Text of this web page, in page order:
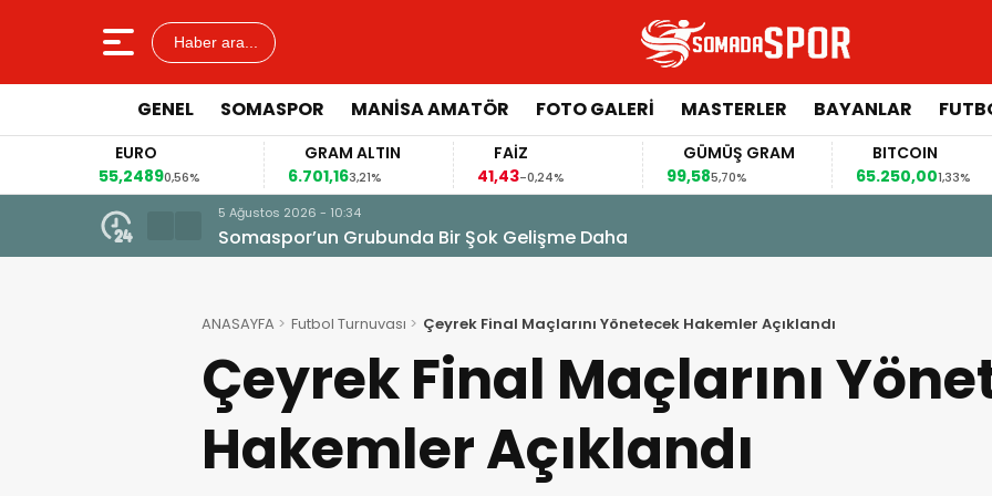
Haber ara...
GENEL SOMASPOR MANISA AMATÖR FOTO GALERI MASTERLER BAYANLAR
EURO
55,24890,56%
GRAM ALTIN
6.701,163,21%
FAİZ
41,43-0,24%
GÜMÜŞ GRAM
99,585,70%
BITCOIN
65.250,001,33%
5 Ağustos 2026 - 10:34
Somaspor’un Grubunda Bir Şok Gelişme Daha
ANASAYFA Futbol Turnuvası Çeyrek Final Maçlarını Yönetecek Hakemler Açıklandı
Çeyrek Final Maçlarını
Hakemler Açıklandı